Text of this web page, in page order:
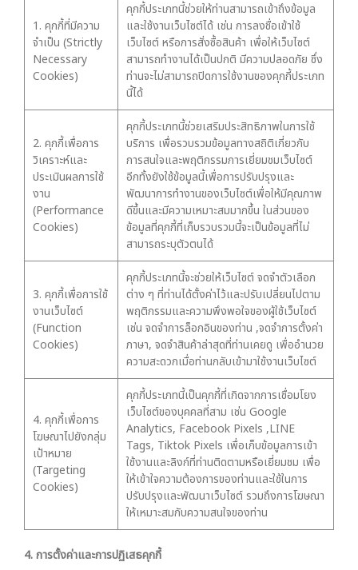
1. คุกกี้ที่มีความ
จำเป็น (Strictly
Necessary
Cookies)
คุกกี้ประเภทนี้ช่วยให้ท่านสามารถเข้าถึงข้อมูล
และใช้งานเว็บไซต์ได้ เช่น การลงชื่อเข้าใช้
เว็บไซต์ หรือการสั่งซื้อสินค้า เพื่อให้เว็บไซต์
สามารถทำงานได้เป็นปกติ มีความปลอดภัย ซึ่ง
ท่านจะไม่สามารถปิดการใช้งานของคุกกี้ประเภท
นี้ได้
2. คุกกี้เพื่อการ
วิเคราะห์และ
ประเมินผลการใช้
งาน
(Performance
Cookies)
คุกกี้ประเภทนี้ช่วยเสริมประสิทธิภาพในการใช้
บริการ เพื่อรวบรวมข้อมูลทางสถิติเกี่ยวกับ
การสนใจและพฤติกรรมการเยี่ยมชมเว็บไซต์
อีกทั้งยังใช้ข้อมูลนี้เพื่อการปรับปรุงและ
พัฒนาการทำงานของเว็บไซต์เพื่อให้มีคุณภาพ
ดีขึ้นและมีความเหมาะสมมากขึ้น ในส่วนของ
ข้อมูลที่คุกกี้ที่เก็บรวบรวมนี้จะเป็นข้อมูลที่ไม่
สามารถระบุตัวตนได้
3. คุกกี้เพื่อการใช้
งานเว็บไซต์
(Function
Cookies)
คุกกี้ประเภทนี้จะช่วยให้เว็บไซต์ จดจำตัวเลือก
ต่าง ๆ ที่ท่านได้ตั้งค่าไว้และปรับเปลี่ยนไปตาม
พฤติกรรมและความพึงพอใจของผู้ใช้เว็บไซต์
เช่น จดจำการล็อกอินของท่าน ,จดจำการตั้งค่า
ภาษา, จดจำสินค้าล่าสุดที่ท่านเคยดู เพื่ออำนวย
ความสะดวกเมื่อท่านกลับเข้ามาใช้งานเว็บไซต์
4. คุกกี้เพื่อการ
โฆษณาไปยังกลุ่ม
เป้าหมาย
(Targeting
Cookies)
คุกกี้ประเภทนี้เป็นคุกกี้ที่เกิดจากการเชื่อมโยง
เว็บไซต์ของบุคคลที่สาม เช่น Google
Analytics, Facebook Pixels ,LINE
Tags, Tiktok Pixels เพื่อเก็บข้อมูลการเข้า
ใช้งานและลิงก์ที่ท่านติดตามหรือเยี่ยมชม เพื่อ
ให้เข้าใจความต้องการของท่านและใช้ในการ
ปรับปรุงและพัฒนาเว็บไซต์ รวมถึงการโฆษณา
ให้เหมาะสมกับความสนใจของท่าน
4. การตั้งค่าและการปฏิเสธคุกกี้